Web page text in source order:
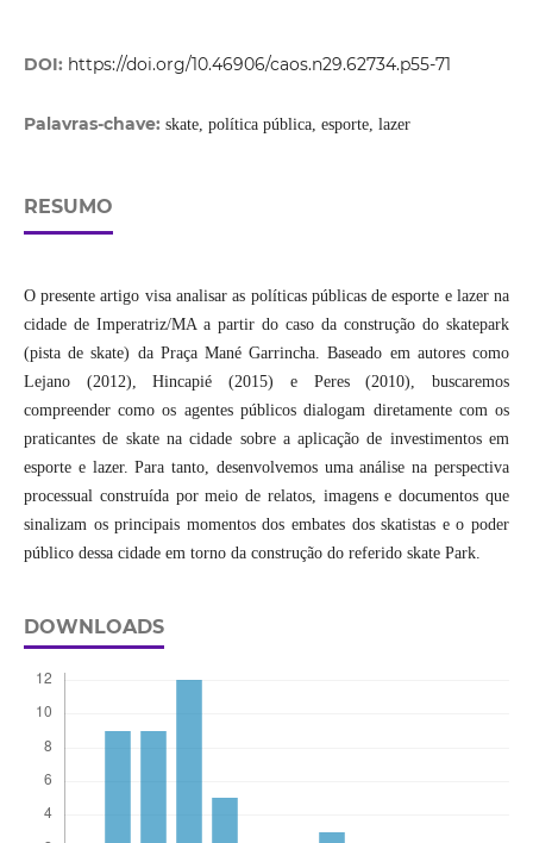
DOI: https://doi.org/10.46906/caos.n29.62734.p55-71
Palavras-chave: skate, política pública, esporte, lazer
RESUMO
O presente artigo visa analisar as políticas públicas de esporte e lazer na
cidade de Imperatriz/MA a partir do caso da construção do skatepark
(pista de skate) da Praça Mané Garrincha. Baseado em autores como
Lejano (2012), Hincapié (2015) e Peres (2010), buscaremos
compreender como os agentes públicos dialogam diretamente com os
praticantes de skate na cidade sobre a aplicação de investimentos em
esporte e lazer. Para tanto, desenvolvemos uma análise na perspectiva
processual construída por meio de relatos, imagens e documentos que
sinalizam os principais momentos dos embates dos skatistas e o poder
público dessa cidade em torno da construção do referido skate Park.
DOWNLOADS